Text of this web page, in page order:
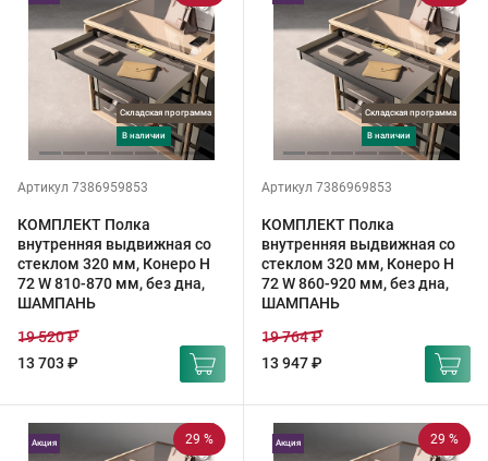
Складская программа
в наличии
Артикул 7386959853
КОМПЛЕКТ Полка
внутренняя выдвижная со
стеклом 320 мм, Конеро H
72 W 810-870 мм, без дна,
ШАМПАНЬ
13 703 ₽
19 520 ₽
Складская программа
в наличии
Артикул 7386969853
КОМПЛЕКТ Полка
внутренняя выдвижная со
стеклом 320 мм, Конеро H
72 W 860-920 мм, без дна,
ШАМПАНЬ
13 947 ₽
19 764 ₽
29 %
Акция 29 %
Акция